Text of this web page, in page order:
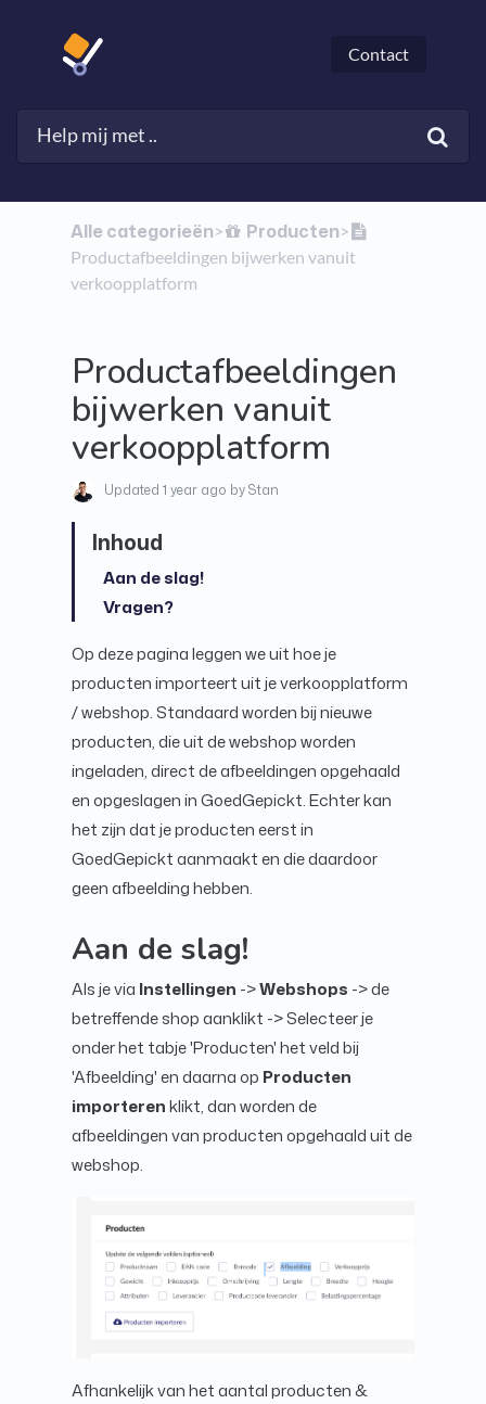
Contact
Alle categorieën​>​ ​Producten​>​
Productafbeeldingen bijwerken vanuit
verkoopplatform
Productafbeeldingen
bijwerken vanuit
verkoopplatform
Updated 1 year ago by Stan
Aan de slag!
Vragen?
Op deze pagina leggen we uit hoe je
producten importeert uit je verkoopplatform
/ webshop. Standaard worden bij nieuwe
producten, die uit de webshop worden
ingeladen, direct de afbeeldingen opgehaald
en opgeslagen in GoedGepickt. Echter kan
het zijn dat je producten eerst in
GoedGepickt aanmaakt en die daardoor
geen afbeelding hebben.
Aan de slag!
Als je via Instellingen ->Webshops -> de
betreffende shop aanklikt -> Selecteer je
onder het tabje 'Producten' het veld bij
'Afbeelding' en daarna op Producten
importerenklikt, dan worden de
afbeeldingen van producten opgehaald uit de
webshop.
Afhankelijk van het aantal producten &